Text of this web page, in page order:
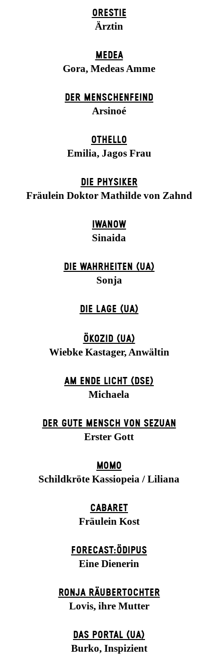
ORESTIE
Ärztin
MEDEA
Gora, Medeas Amme
DER MENSCHENFEIND
Arsinoé
OTHELLO
Emilia, Jagos Frau
DIE PHYSIKER
Fräulein Doktor Mathilde von Zahnd
IWANOW
Sinaida
DIE WAHRHEITEN (UA)
Sonja
DIE LAGE (UA)
ÖKOZID (UA)
Wiebke Kastager, Anwältin
AM ENDE LICHT (DSE)
Michaela
DER GUTE MENSCH VON SEZUAN
Erster Gott
MOMO
Schildkröte Kassiopeia / Liliana
CABARET
Fräulein Kost
FORECAST:ÖDIPUS
Eine Dienerin
RONJA RÄUBER­TOCHTER
Lovis, ihre Mutter
DAS POR­TAL (UA)
Burko, Inspizient